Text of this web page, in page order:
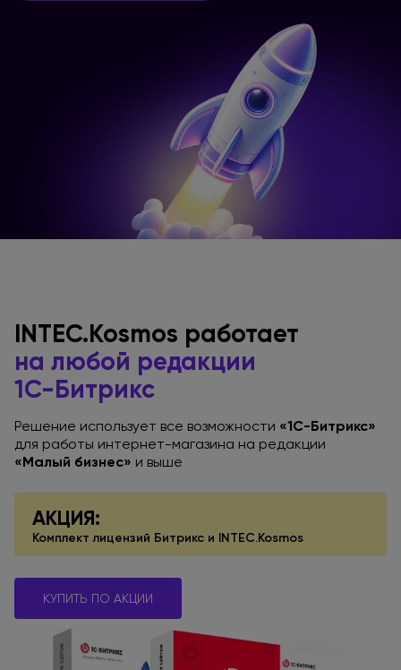
INTEC.Kosmos работает
на любой редакции
1С-Битрикс
Решение использует все возможности «1С-Битрикс»
для работы интернет-магазина на редакции
«Малый бизнес» и выше
АКЦИЯ:
Комплект лицензий Битрикс и INTEC.Kosmos
КУПИТЬ ПО АКЦИИ